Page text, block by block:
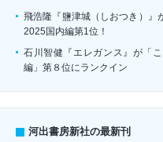
飛浩隆『鹽津城（しおつき）』
2025国内編第1位！
石川智健『エレガンス』が「
編」第８位にランクイン
河出書房新社の最新刊